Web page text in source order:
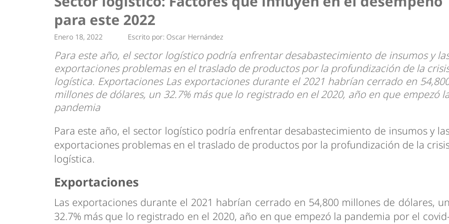
Tendencias
Estrategias
Actualidad
para este 2022
Enero 18, 2022 Escrito por:Oscar Hernández
Para este año, el sector logístico podría enfrentar desabastecimiento de insumos y
exportaciones problemas en el traslado de productos por la profundización de la
logística. Exportaciones Las exportaciones durante el 2021 habrían cerrado en
millones de dólares, un 32.7% más que lo registrado en el 2020, año en que empezó
pandemia
Para este año, el sector logístico podría enfrentar desabastecimiento de insumos y
exportaciones problemas en el traslado de productos por la profundización de la
logística.
Exportaciones
Las exportaciones durante el 2021 habrían cerrado en 54,800 millones de dólares, un
32.7% más que lo registrado en el 2020, año en que empezó la pandemia por el